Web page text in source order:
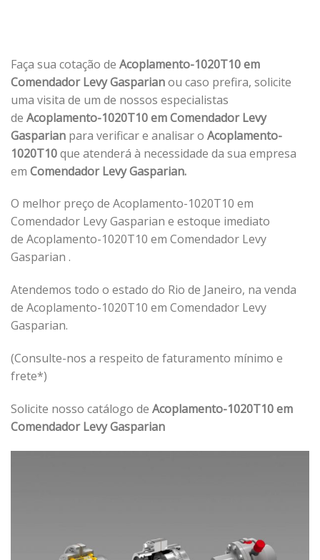
Faça sua cotação de Acoplamento-1020T10 em
Comendador Levy Gasparianou caso prefira, solicite
uma visita de um de nossos especialistas
de Acoplamento-1020T10 em Comendador Levy
Gasparian para verificar e analisar o Acoplamento-
1020T10que atenderá à necessidade da sua empresa
em Comendador Levy Gasparian.
O melhor preço de Acoplamento-1020T10 em
Comendador Levy Gasparian e estoque imediato
de Acoplamento-1020T10 em Comendador Levy
Gasparian .
Atendemos todo o estado do Rio de Janeiro, na venda
de Acoplamento-1020T10 em Comendador Levy
Gasparian.
(Consulte-nos a respeito de faturamento mínimo e
frete*)
Solicite nosso catálogo de Acoplamento-1020T10 em
Comendador Levy Gasparian